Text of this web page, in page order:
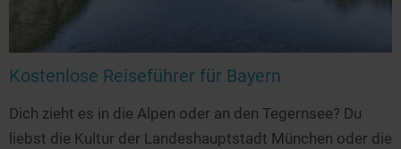
Kostenlose Reiseführer für Bayern
Dich zieht es in die Alpen oder an den Tegernsee? Du
liebst die Kultur der Landeshauptstadt München oder die